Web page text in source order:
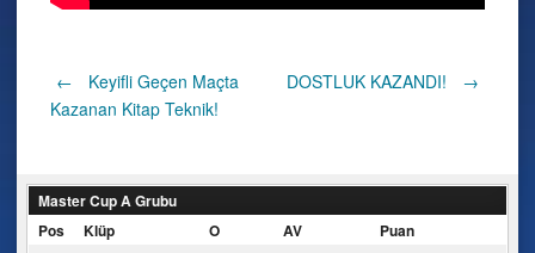
Post
←
Keyifli Geçen Maçta
Kazanan Kitap Teknik!
DOSTLUK KAZANDI! →
Master Cup A Grubu
Pos
Klüp O AV Puan